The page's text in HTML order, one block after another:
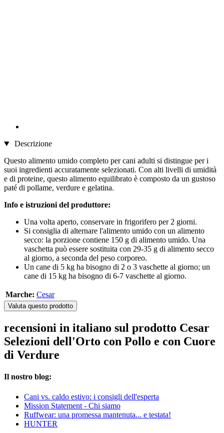
Descrizione
Questo alimento umido completo per cani adulti si distingue per i
suoi ingredienti accuratamente selezionati. Con alti livelli di umidità
e di proteine, questo alimento equilibrato è composto da un gustoso
paté di pollame, verdure e gelatina.
Info e istruzioni del produttore:
Una volta aperto, conservare in frigorifero per 2 giorni.
Si consiglia di alternare l'alimento umido con un alimento
secco: la porzione contiene 150 g di alimento umido. Una
vaschetta può essere sostituita con 29-35 g di alimento secco
al giorno, a seconda del peso corporeo.
Un cane di 5 kg ha bisogno di 2 o 3 vaschette al giorno; un
cane di 15 kg ha bisogno di 6-7 vaschette al giorno.
Marche: Cesar
Valuta questo prodotto
recensioni in italiano sul prodotto Cesar
Selezioni dell'Orto con Pollo e con Cuore
di Verdure
Il nostro blog:
Cani vs. caldo estivo: i consigli dell'esperta
Mission Statement - Chi siamo
Ruffwear: una promessa mantenuta... e testata!
HUNTER